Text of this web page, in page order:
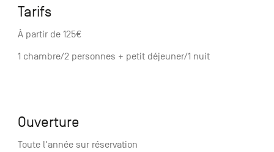
Tarifs
À partir de 125€
1 chambre/2 personnes + petit déjeuner/1 nuit
Ouverture
Toute l'année sur réservation